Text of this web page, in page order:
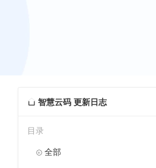
 智慧云码 更新日志
目录
 全部